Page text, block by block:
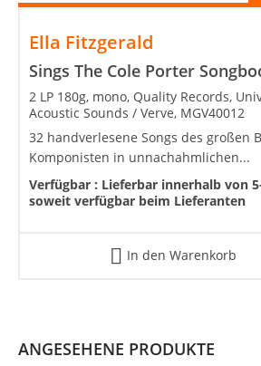
Ella Fitzgerald
Sings The Cole Porter
2 LP 180g, mono, Quality Records,
Acoustic Sounds / Verve, MGV40012
32 handverlesene Songs des großen
Komponisten in unnachahmlichen...
Verfügbar : Lieferbar innerhalb von
soweit verfügbar beim Lieferanten
In den Warenkorb
ANGESEHENE PRODUKTE